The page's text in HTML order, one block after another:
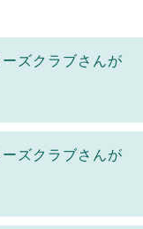
ズクラブさんが
ズクラブさんが